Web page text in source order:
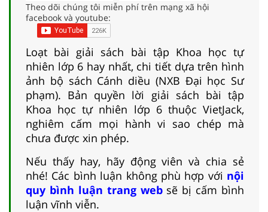
Theo dõi chúng tôi miễn phí trên mạng xã hội
facebook và youtube:
Loạt bài giải sách bài tập Khoa học tự
nhiên lớp 6 hay nhất, chi tiết dựa trên hình
ảnh bộ sách Cánh diều (NXB Đại học Sư
phạm). Bản quyền lời giải sách bài tập
Khoa học tự nhiên lớp 6 thuộc VietJack,
nghiêm cấm mọi hành vi sao chép mà
chưa được xin phép.
Nếu thấy hay, hãy động viên và chia sẻ
nhé! Các bình luận không phù hợp với nội
quy bình luận trang websẽ bị cấm bình
luận vĩnh viễn.